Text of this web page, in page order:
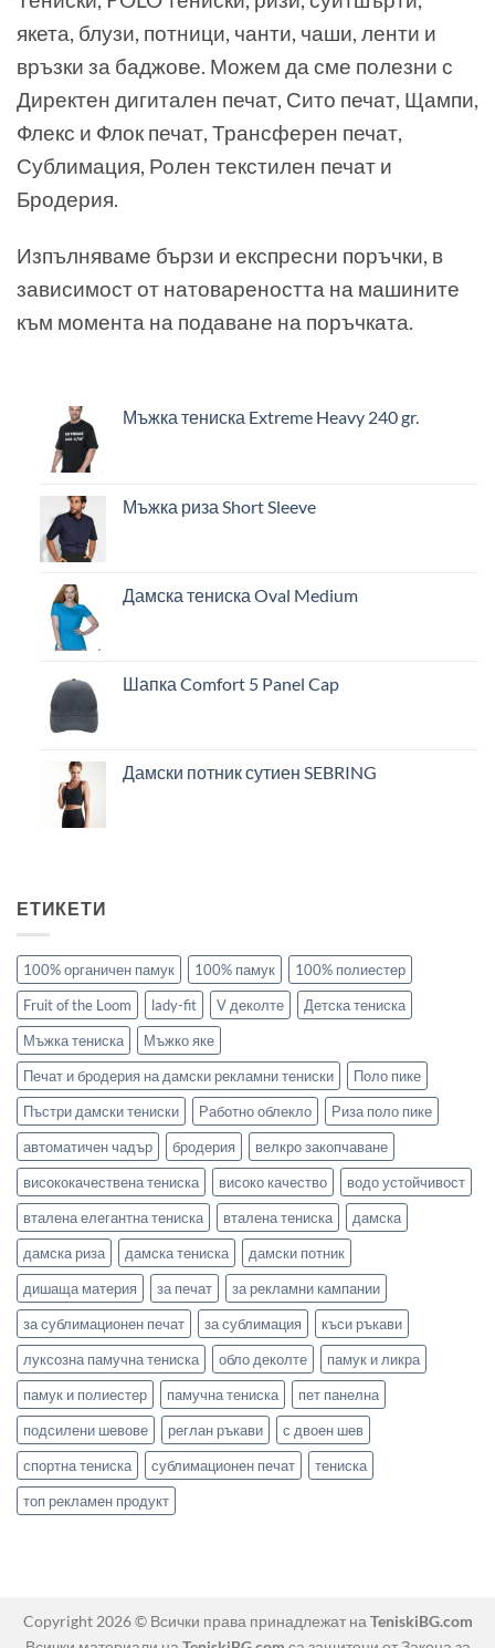
якета, блузи, потници, чанти, чаши, ленти и
връзки за баджове. Можем да сме полезни с
Директен дигитален печат, Сито печат, Щампи,
Флекс и Флок печат, Трансферен печат,
Сублимация, Ролен текстилен печат и
Бродерия.
Изпълняваме бързи и експресни поръчки, в
зависимост от натовареността на машините
към момента на подаване на поръчката.
Мъжка тениска Extreme Heavy 240 gr.
Мъжка риза Short Sleeve
Дамска тениска Oval Medium
Шапка Comfort 5 Panel Cap
Дамски потник сутиен SEBRING
ЕТИКЕТИ
100% органичен памук 100% памук
100% полиестер
Fruit of the Loom
lady-fit V деколте
Детска тениска
Мъжка тениска
Мъжко яке
Печат и бродерия на дамски рекламни тениски
Поло пике
Пъстри дамски тениски
Работно облекло
Риза поло пике
автоматичен чадър
бродерия
велкро закопчаване
висококачествена тениска
високо качество
водо устойчивост
вталена елегантна тениска
вталена тениска
дамска
дамска риза
дамска тениска
дамски потник
дишаща материя
за печат
за рекламни кампании
за сублимационен печат
за сублимация
къси ръкави
луксозна памучна тениска
обло деколте
памук и ликра
памук и полиестер
памучна тениска
пет панелна
подсилени шевове
реглан ръкави
с двоен шев
спортна тениска
сублимационен печат
тениска
топ рекламен продукт
Copyright 2026 © Всички права принадлежат на TeniskiBG.com